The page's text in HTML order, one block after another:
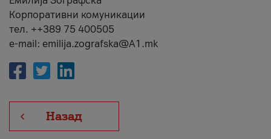
Корпоративни комуникации
тел. ++389 75 400505
e-mail: emilija.zografska@A1.mk
Назад